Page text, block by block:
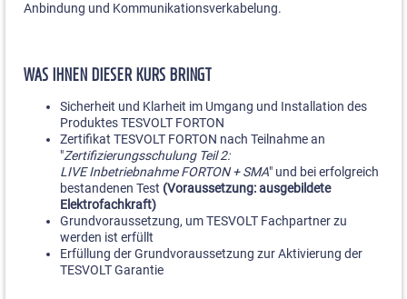
Anbindung und Kommunikationsverkabelung.
WAS IHNEN DIESER KURS BRINGT
Sicherheit und Klarheit im Umgang und Installation des
Produktes TESVOLT FORTON
Zertifikat TESVOLT FORTON nach Teilnahme an
"Zertifizierungsschulung Teil 2:
LIVE Inbetriebnahme FORTON + SMA" und bei erfolgreich
bestandenen Test (Voraussetzung: ausgebildete
Elektrofachkraft)
Grundvoraussetzung, um TESVOLT Fachpartner zu
werden ist erfüllt
Erfüllung der Grundvoraussetzung zur Aktivierung der
TESVOLT Garantie